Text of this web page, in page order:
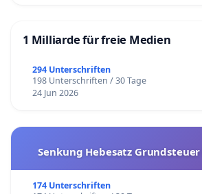
1 Milliarde für freie Medien
294 Unterschriften
198 Unterschriften / 30 Tage
24 Jun 2026
Senkung Hebesatz
174 Unterschriften